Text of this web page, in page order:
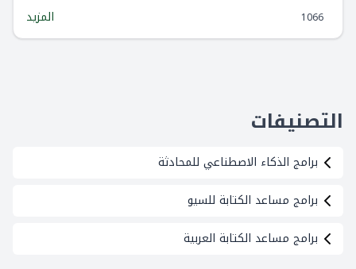
1066
المزيد
التصنيفات
برامج الذكاء الاصطناعي للمحادثة
برامج مساعد الكتابة للسيو
برامج مساعد الكتابة العربية